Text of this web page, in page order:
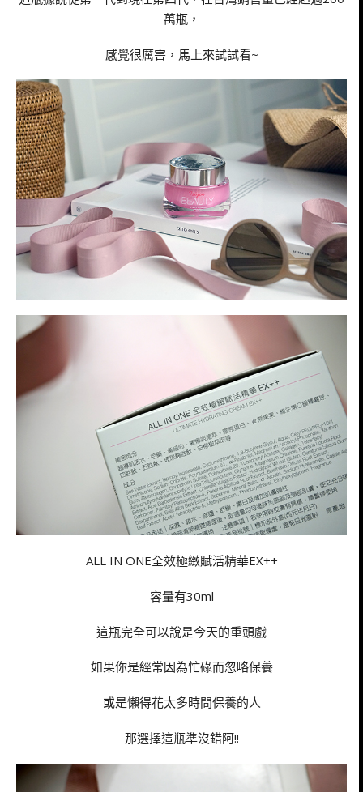
萬瓶，
感覺很厲害，馬上來試試看~
ALL IN ONE全效極緻賦活精華EX++
容量有30ml
這瓶完全可以說是今天的重頭戲
如果你是經常因為忙碌而忽略保養
或是懶得花太多時間保養的人
那選擇這瓶準沒錯阿!!